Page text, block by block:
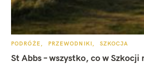
K
T
E
PODRÓŻE PRZEWODNIKI SZKOCJA
St Abbs – wszystko, co w Szkocji